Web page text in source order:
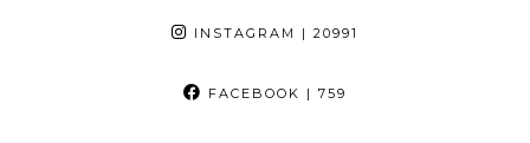
INSTAGRAM | 20991
FACEBOOK | 759